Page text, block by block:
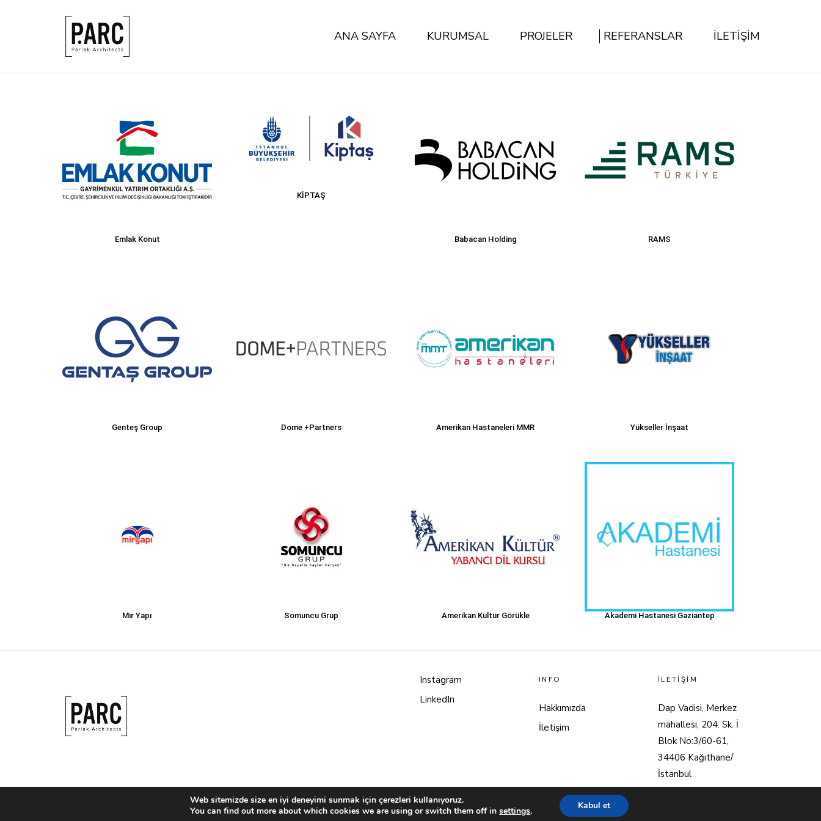
ANA SAYFA KURUMSAL PROJELER REFERANSLAR İLETİŞİM
Emlak Konut
KİPTAŞ
Babacan Holding RAMS
Genteş Group Dome +Partners Amerikan Hastaneleri MMR Yükseller İnşaat
Mir Yapı Somuncu Grup Amerikan Kültür Görükle Akademi Hastanesi Gaziantep
Instagram
LinkedIn
INFO
Hakkımızda
İletişim
İLETIŞIM
Dap Vadisi, Merkez
mahallesi, 204. Sk. İ
Blok No:3/60-61,
34406 Kağıthane/
İstanbul
Web sitemizde size en iyi deneyimi sunmak için çerezleri kullanıyoruz.
You can find out more about which cookies we are using or switch them off insettings. Kabul et